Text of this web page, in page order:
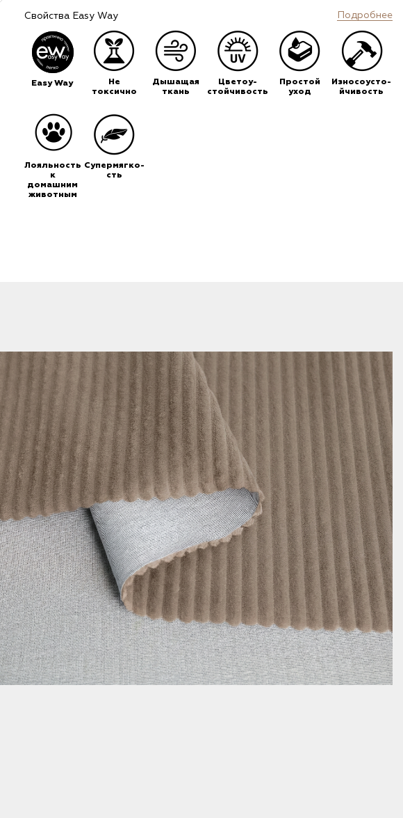
Свойства Easy Way Подробнее
Easy Way
Не
токсично
Дышащая
ткань
Цветоу-
стойчивость
Простой
уход
Износоусто-
йчивость
Лояльность
к
домашним
животным
Супермягко-
сть